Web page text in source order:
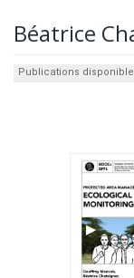
Béatrice
Publications